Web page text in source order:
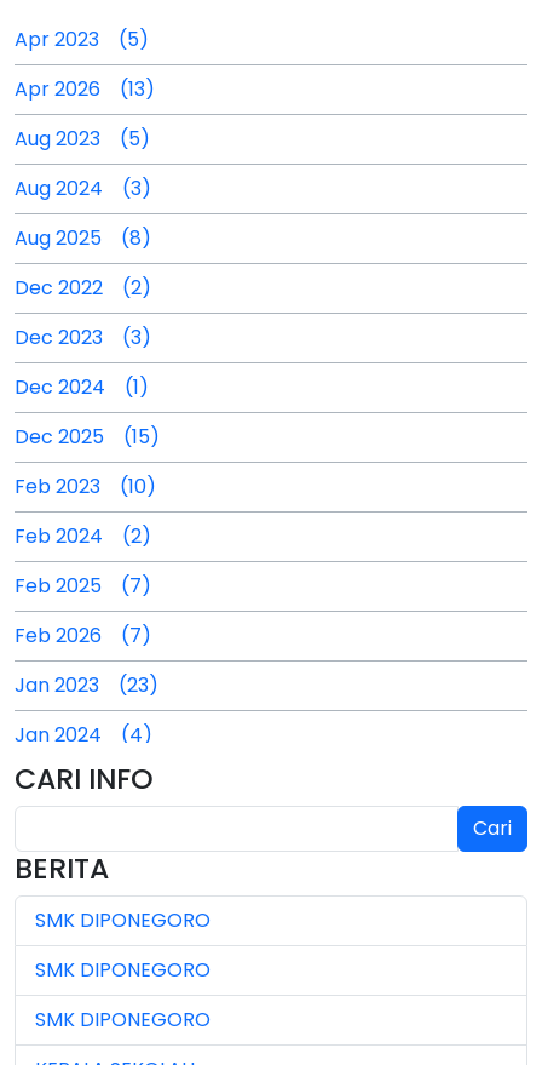
Apr 2023 (5)
Apr 2026 (13)
Aug 2023 (5)
Aug 2024 (3)
Aug 2025 (8)
Dec 2022 (2)
Dec 2023 (3)
Dec 2024 (1)
Dec 2025 (15)
Feb 2023 (10)
Feb 2024 (2)
Feb 2025 (7)
Feb 2026 (7)
Jan 2023 (23)
Jan 2024 (4)
Jan 2025 (4)
Jul 2025 (3)
Jul 2026 (4)
Jun 2023 (7)
Jun 2024 (3)
CARI INFO
Cari
BERITA
SMK DIPONEGORO
SMK DIPONEGORO
SMK DIPONEGORO